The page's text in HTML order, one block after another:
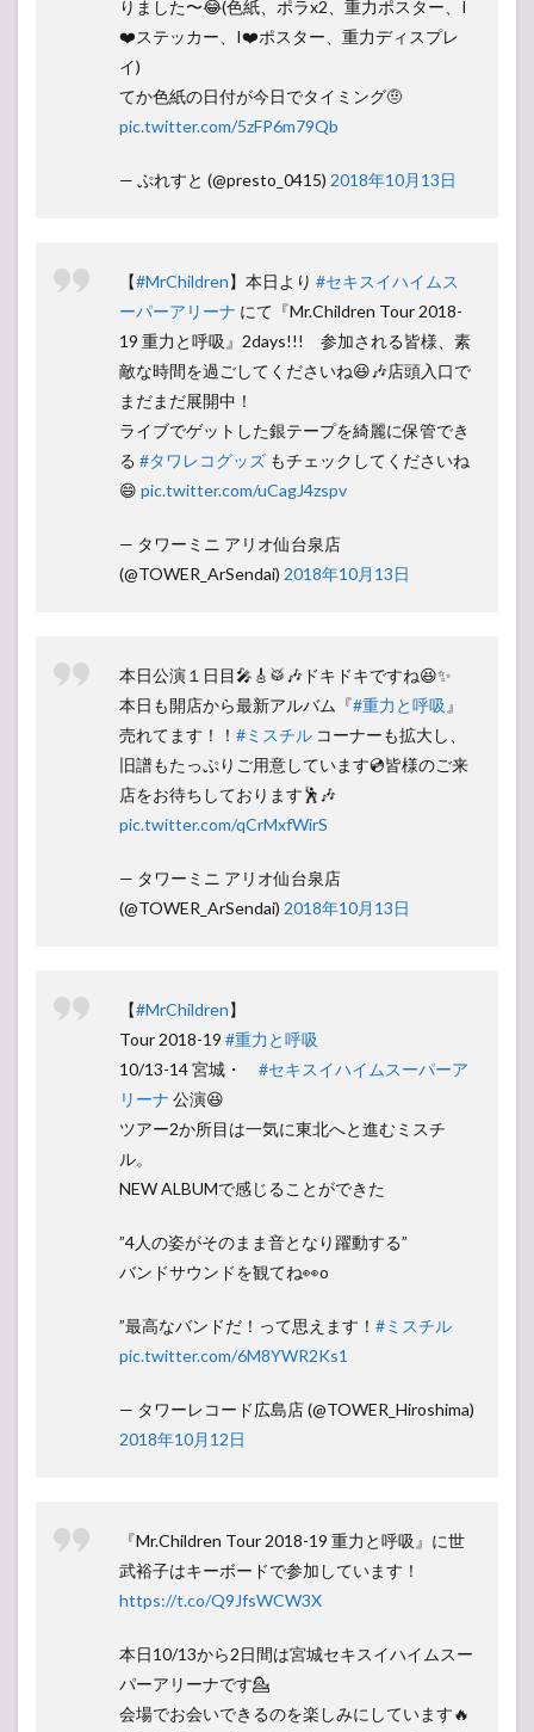
りました〜😂(色紙、ポラx2、重力ポスター、I
❤️ステッカー、I❤️ポスター、重力ディスプレ
イ)
てか色紙の日付が今日でタイミング🤨
pic.twitter.com/5zFP6m79Qb
— ぷれすと (@presto_0415) 2018年10月13日
【#MrChildren】本日より #セキスイハイムス
ーパーアリーナ にて『Mr.Children Tour 2018-
19 重力と呼吸』2days!!! 参加される皆様、素
敵な時間を過ごしてくださいね😆🎶店頭入口で
まだまだ展開中！
ライブでゲットした銀テープを綺麗に保管でき
る #タワレコグッズ もチェックしてくださいね
😄 pic.twitter.com/uCagJ4zspv
— タワーミニ アリオ仙台泉店
(@TOWER_ArSendai) 2018年10月13日
本日公演１日目🎤🎸🥁🎶ドキドキですね😆✨
本日も開店から最新アルバム『#重力と呼吸 』
売れてます！！ #ミスチル コーナーも拡大し、
旧譜もたっぷりご用意しています💿皆様のご来
店をお待ちしております🕺🎶
pic.twitter.com/qCrMxfWirS
— タワーミニ アリオ仙台泉店
(@TOWER_ArSendai) 2018年10月13日
【#MrChildren】
Tour 2018-19 #重力と呼吸
10/13-14 宮城・ #セキスイハイムスーパーア
リーナ 公演😆
ツアー2か所目は一気に東北へと進むミスチ
ル。
NEW ALBUMで感じることができた
”4人の姿がそのまま音となり躍動する”
バンドサウンドを観てね👀o
”最高なバンドだ！って思えます！ #ミスチル
pic.twitter.com/6M8YWR2Ks1
— タワーレコード広島店 (@TOWER_Hiroshima)
2018年10月12日
『Mr.Children Tour 2018-19 重力と呼吸』に世
武裕子はキーボードで参加しています！
https://t.co/Q9JfsWCW3X
本日10/13から2日間は宮城セキスイハイムスー
パーアリーナです💁‍
会場でお会いできるのを楽しみにしています🔥